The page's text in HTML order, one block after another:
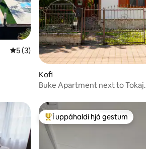
5 af 5 í meðaleinkunn, 3 umsagnir
5 (3)
Kofi
Buke Apartment next to Tokaj
Í mestu uppáhaldi hjá gestum
Í uppáhaldi hjá gestum